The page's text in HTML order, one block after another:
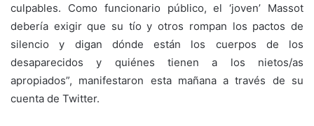
culpables. Como funcionario público, el ‘joven’ Massot
debería exigir que su tío y otros rompan los pactos de
silencio y digan dónde están los cuerpos de los
desaparecidos y quiénes tienen a los nietos/as
apropiados”, manifestaron esta mañana a través de su
cuenta de Twitter.